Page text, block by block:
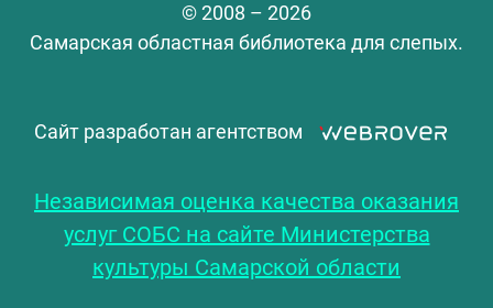
© 2008 – 2026
Самарская областная библиотека для слепых.
Сайт разработан агентством
Независимая оценка качества оказания
услуг СОБС на сайте Министерства
культуры Самарской области